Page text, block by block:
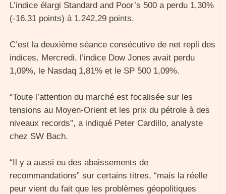
L’indice élargi Standard and Poor’s 500 a perdu 1,30%
(-16,31 points) à 1.242,29 points.
C’est la deuxième séance consécutive de net repli des
indices. Mercredi, l’indice Dow Jones avait perdu
1,09%, le Nasdaq 1,81% et le SP 500 1,09%.
“Toute l’attention du marché est focalisée sur les
tensions au Moyen-Orient et les prix du pétrole à des
niveaux records”, a indiqué Peter Cardillo, analyste
chez SW Bach.
“Il y a aussi eu des abaissements de
recommandations” sur certains titres, “mais la réelle
peur vient du fait que les problèmes géopolitiques